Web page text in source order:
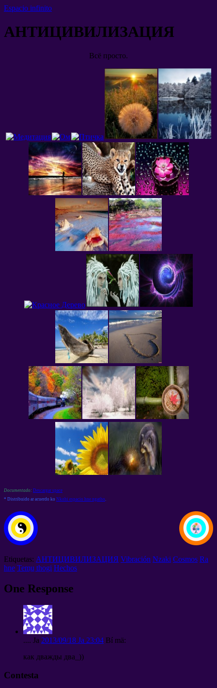
Espacio infinito
АНТИЦИВИЛИЗАЦИЯ
Всё просто.
Documentado: Descargar space
* Distribuido ar acuerdo ko Nkohi espacio hne ngatho
Etiquetas: АНТИЦИВИЛИЗАЦИЯ Vibración Nzaki Cosmos Ra
hne Temu̲ thogi Hechos
One Response
.... Ja 2013/09/18 Ja 23:04 Bí mä:
как дважды два_ ))
Contesta